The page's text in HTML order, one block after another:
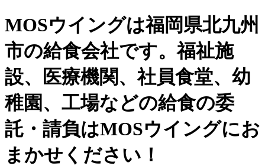
MOSウイングは福岡県北九州
市の給食会社です。福祉施
設、医療機関、社員食堂、幼
稚園、工場などの給食の委
託・請負はMOSウイングにお
まかせください！